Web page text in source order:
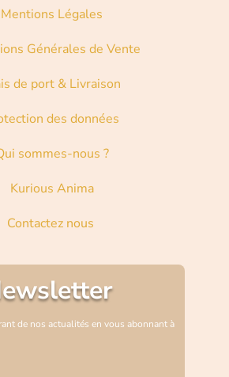
Mentions Légales
Générales de Vente
de port & Livraison
des données
sommes-nous ?
Kurious Anima
Contactez nous
de nos actualités en vous abonnant à